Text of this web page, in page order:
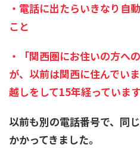
・電話に出たらいきなり自
こと
・「関西圏にお住いの方へ
が、以前は関西に住んでい
越しをして15年経っています
以前も別の電話番号で、同
かかってきました。